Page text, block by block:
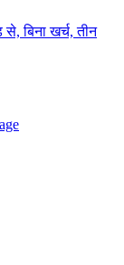
बिना खर्च, तीन